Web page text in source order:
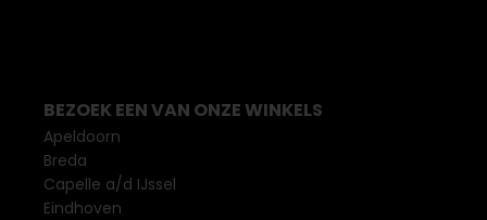
BEZOEK EEN VAN ONZE WINKELS
Apeldoorn
Breda
Capelle a/d IJssel
Eindhoven